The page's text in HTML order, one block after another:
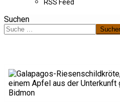
RSS Feed
Suchen